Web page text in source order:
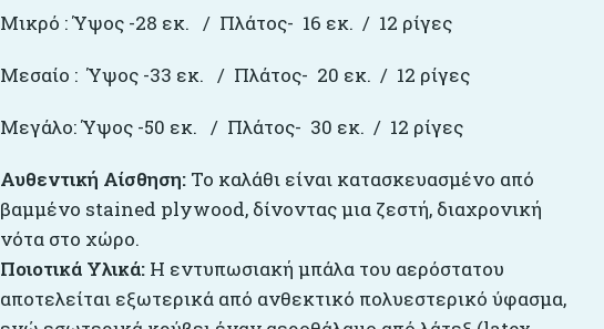
Μικρό : Ύψος -28 εκ. / Πλάτος- 16 εκ. / 12 ρίγες
Μεσαίο : Ύψος -33 εκ. / Πλάτος- 20 εκ. / 12 ρίγες
Μεγάλο: Ύψος -50 εκ. / Πλάτος- 30 εκ. / 12 ρίγες
Αυθεντική Αίσθηση:Το καλάθι είναι κατασκευασμένο από
βαμμένο stained plywood, δίνοντας μια ζεστή, διαχρονική
νότα στο χώρο.
Ποιοτικά Υλικά:Η εντυπωσιακή μπάλα του αερόστατου
αποτελείται εξωτερικά από ανθεκτικό πολυεστερικό ύφασμα,